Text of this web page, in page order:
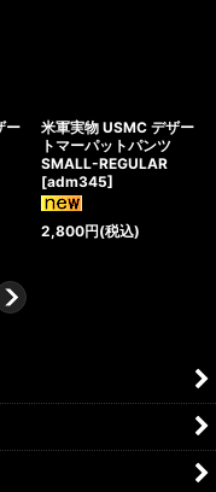
ー
米軍実物 USMC デザー
トマーパットパンツ
SMALL-REGULAR
[adm345]
2,800円(税込)